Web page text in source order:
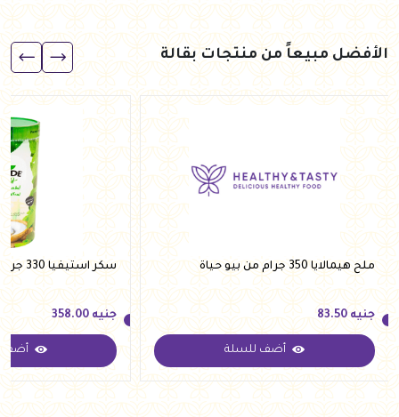
الأفضل مبيعاً من منتجات بقالة
ملح هيمالايا 350 جرام من بيو حياة
جنيه
جنيه 83.50
أضف للسلة
سكر استيفيا 330 جرام من فيردي
جنيه
جنيه 358.00
أضف